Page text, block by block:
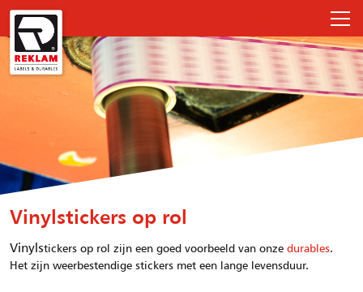
Vinylstickers op rol
Vinylstickers op rol zijn een goed voorbeeld van onze durables.
Het zijn weerbestendige stickers met een lange levensduur.